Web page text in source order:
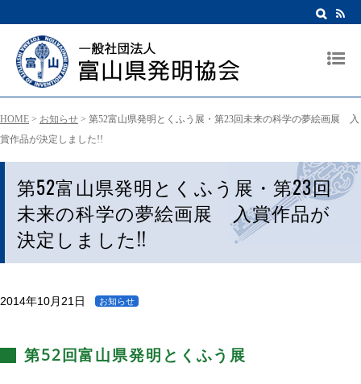
HOME > お知らせ > 第52富山県発明とくふう展・第23回未来の科学の夢絵画展 入
賞作品が決定しました!!
第52富山県発明とくふう展・第23回
未来の科学の夢絵画展 入賞作品が
決定しました!!
2014年10月21日 お知らせ
第52回富山県発明とくふう展